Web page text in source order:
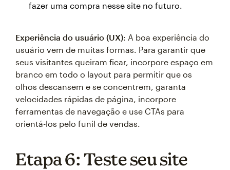
fazer uma compra nesse site no futuro.
Experiência do usuário (UX): A boa experiência do
usuário vem de muitas formas. Para garantir que
seus visitantes queiram ficar, incorpore espaço em
branco em todo o layout para permitir que os
olhos descansem e se concentrem, garanta
velocidades rápidas de página, incorpore
ferramentas de navegação e use CTAs para
orientá-los pelo funil de vendas.
Etapa 6: Teste seu site